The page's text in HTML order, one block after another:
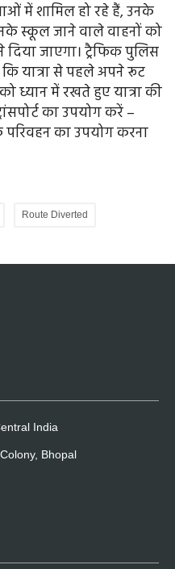
में शामिल हो रहे हैं, उनके
स्कूल जाने वाले वाहनों को
जाएगा। ट्रैफिक पुलिस
यात्रा से पहले अपने रूट
ध्यान में रखते हुए यात्रा की
का उपयोग करें –
परिवहन का उपयोग करना
Route Diverted
India
Bhopal